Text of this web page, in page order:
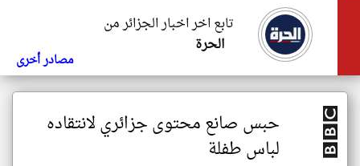
تابع اخر اخبار الجزائر من
الحرة
مصادر أخرى
حبس صانع محتوى جزائري لانتقاده
لباس طفلة